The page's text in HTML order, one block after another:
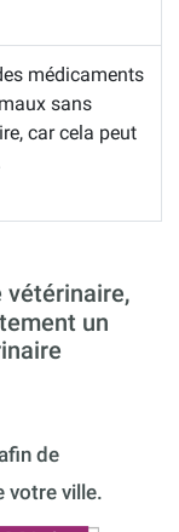
médicaments
sans
car cela peut
vétérinaire,
un
de
votre ville.